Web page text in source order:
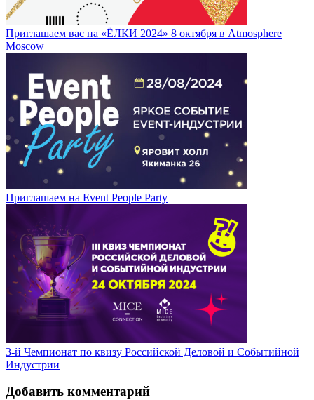
Приглашаем вас на «ЁЛКИ 2024» 8 октября в Atmosphere
Moscow
Приглашаем на Event People Party
3-й Чемпионат по квизу Российской Деловой и Событийной
Индустрии
Добавить комментарий